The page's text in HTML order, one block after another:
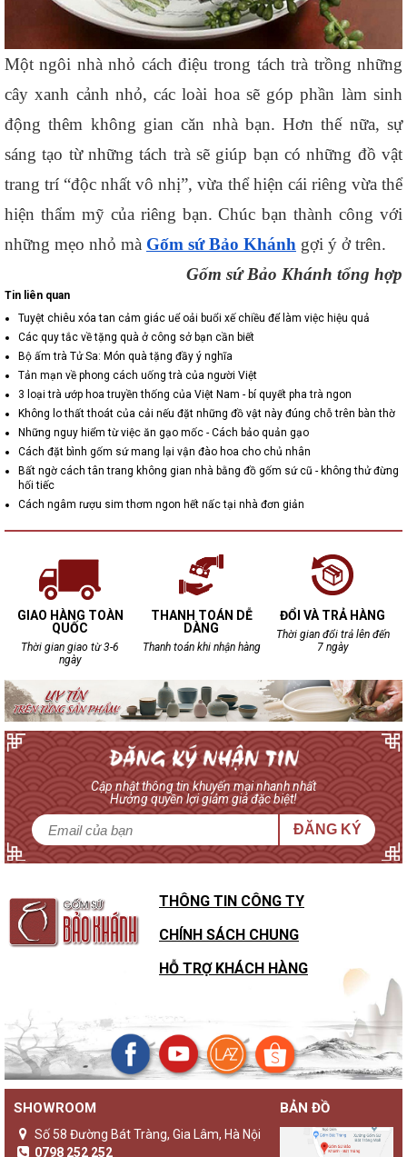
Một ngôi nhà nhỏ cách điệu trong tách trà trồng những
cây xanh cảnh nhỏ, các loài hoa sẽ góp phần làm sinh
động thêm không gian căn nhà bạn. Hơn thế nữa, sự
sáng tạo từ những tách trà sẽ giúp bạn có những đồ vật
trang trí “độc nhất vô nhị”, vừa thể hiện cái riêng vừa thể
hiện thẩm mỹ của riêng bạn. Chúc bạn thành công với
những mẹo nhỏ mà Gốm sứ Bảo Khánh gợi ý ở trên.
Gốm sứ Bảo Khánh tổng hợp
Tin liên quan
Tuyệt chiêu xóa tan cảm giác uể oải buổi xế chiều để làm việc hiệu quả
Các quy tắc về tặng quà ở công sở bạn cần biết
Bộ ấm trà Tử Sa: Món quà tặng đầy ý nghĩa
Tản mạn về phong cách uống trà của người Việt
3 loại trà ướp hoa truyền thống của Việt Nam - bí quyết pha trà ngon
Không lo thất thoát của cải nếu đặt những đồ vật này đúng chỗ trên bàn thờ
Những nguy hiểm từ việc ăn gạo mốc - Cách bảo quản gạo
Cách đặt bình gốm sứ mang lại vận đào hoa cho chủ nhân
Bất ngờ cách tân trang không gian nhà bằng đồ gốm sứ cũ - không thử đừng
hối tiếc
Cách ngâm rượu sim thơm ngon hết nấc tại nhà đơn giản
GIAO HÀNG TOÀN
QUỐC
Thời gian giao từ 3-6
ngày
THANH TOÁN DỄ
DÀNG
Thanh toán khi nhận hàng
ĐỔI VÀ TRẢ HÀNG
Thời gian đổi trả lên đến
7 ngày
Cập nhật thông tin khuyến mại nhanh nhất
Hưởng quyền lợi giảm giá đặc biệt!
ĐĂNG KÝ
THÔNG TIN CÔNG TY
CHÍNH SÁCH CHUNG
HỖ TRỢ KHÁCH HÀNG
SHOWROOM
Số 58 Đường Bát Tràng, Gia Lâm, Hà Nội
0798 252 252
BẢN ĐỒ